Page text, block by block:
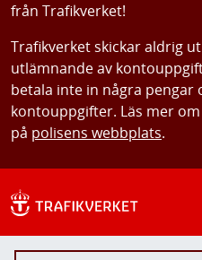
från Trafikverket!
Trafikverket skickar aldrig
utlämnande av
betala inte in några pengar
kontouppgifter. Läs mer
på polisens webbplats.